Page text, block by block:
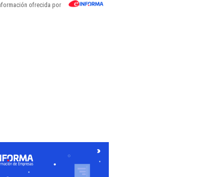
ofrecida por